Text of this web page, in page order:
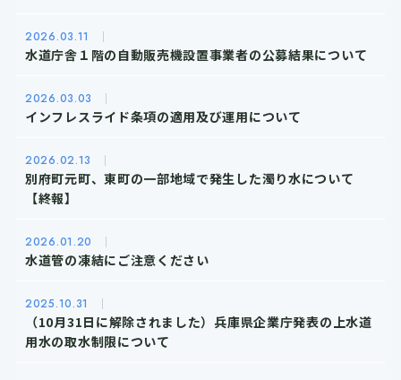
2026.03.11
水道庁舎１階の自動販売機設置事業者の公募結果について
2026.03.03
インフレスライド条項の適用及び運用について
2026.02.13
別府町元町、東町の一部地域で発生した濁り水について
【終報】
2026.01.20
水道管の凍結にご注意ください
2025.10.31
（10月31日に解除されました）兵庫県企業庁発表の上水道
用水の取水制限について